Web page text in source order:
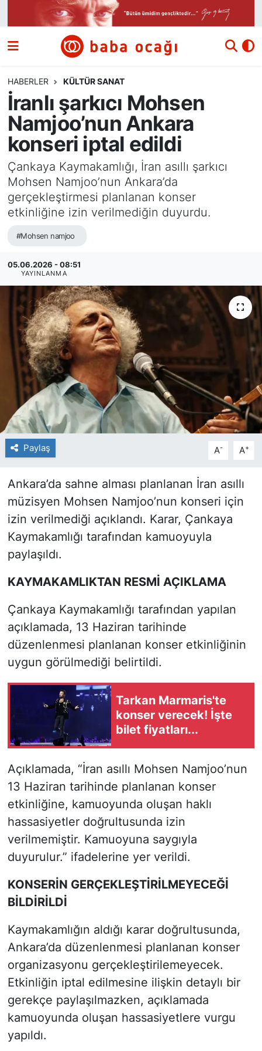
HABERLER KÜLTÜR SANAT
İranlı şarkıcı Mohsen
Namjoo’nun Ankara
konseri iptal edildi
Çankaya Kaymakamlığı, İran asıllı şarkıcı
Mohsen Namjoo’nun Ankara’da
gerçekleştirmesi planlanan konser
etkinliğine izin verilmediğin duyurdu.
#Mohsen namjoo
05.06.2026 - 08:51
YAYINLANMA
Paylaş A- A+
Ankara’da sahne alması planlanan İran asıllı
müzisyen Mohsen Namjoo’nun konseri için
izin verilmediği açıklandı. Karar, Çankaya
Kaymakamlığı tarafından kamuoyuyla
paylaşıldı.
KAYMAKAMLIKTAN RESMİ AÇIKLAMA
Çankaya Kaymakamlığı tarafından yapılan
açıklamada, 13 Haziran tarihinde
düzenlenmesi planlanan konser etkinliğinin
uygun görülmediği belirtildi.
Tarkan Marmaris'te
konser verecek! İşte
bilet fiyatları...
Açıklamada, “İran asıllı Mohsen Namjoo’nun
13 Haziran tarihinde planlanan konser
etkinliğine, kamuoyunda oluşan haklı
hassasiyetler doğrultusunda izin
verilmemiştir. Kamuoyuna saygıyla
duyurulur.” ifadelerine yer verildi.
KONSERİN GERÇEKLEŞTİRİLMEYECEĞİ
BİLDİRİLDİ
Kaymakamlığın aldığı karar doğrultusunda,
Ankara’da düzenlenmesi planlanan konser
organizasyonu gerçekleştirilemeyecek.
Etkinliğin iptal edilmesine ilişkin detaylı bir
gerekçe paylaşılmazken, açıklamada
kamuoyunda oluşan hassasiyetlere vurgu
yapıldı.
Siyaset
Ekonomi
Dünya
Kültür ve Sanat
Eğitim
Nöbetçi Eczaneler
Hava Durumu
Namaz Vakitleri
Trafik Durumu
Süper Lig Puan Durumu ve Fikstür
Tüm Manşetler